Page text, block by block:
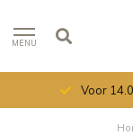
MENU
Voor